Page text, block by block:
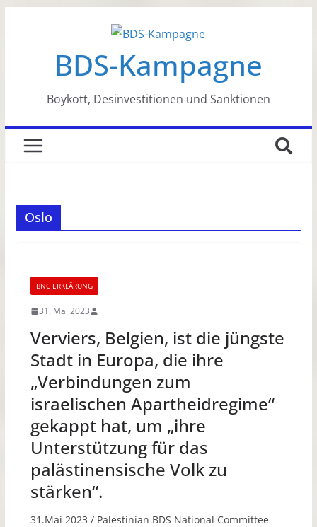
BDS-Kampagne
Boykott, Desinvestitionen und Sanktionen
Oslo
BNC ERKLÄRUNG
31. Mai 2023
Verviers, Belgien, ist die jüngste
Stadt in Europa, die ihre
„Verbindungen zum
israelischen Apartheidregime“
gekappt hat, um „ihre
Unterstützung für das
palästinensische Volk zu
stärken“.
31.Mai 2023 / Palestinian BDS National Committee